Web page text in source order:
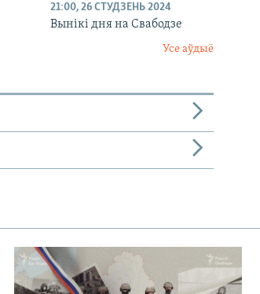
21:00, 26 СТУДЗЕНЬ 2024
Вынікі дня на Свабодзе
Усе аўдыё